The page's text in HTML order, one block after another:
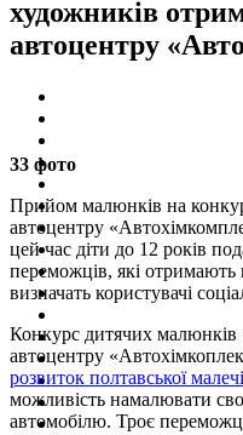
художників
автоцентру
33 фото
Прийом малюнків на
автоцентру
цей час діти до 12 років
переможців, які
визначать користувачі
Конкурс дитячих малюнків
автоцентру
розвиток полтавської малечі
можливість намалювати
автомобілю. Троє